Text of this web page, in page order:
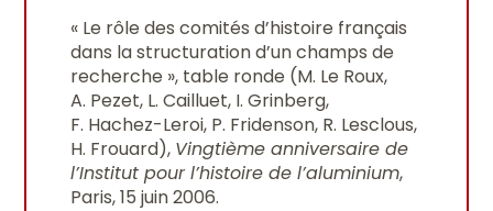
« Le rôle des comités d’histoire français
dans la structuration d’un champs de
recherche », table ronde (M. Le Roux,
A. Pezet, L. Cailluet, I. Grinberg,
F. Hachez-Leroi, P. Fridenson, R. Lesclous,
H. Frouard), Vingtième anniversaire de
l’Institut pour l’histoire de l’aluminium,
Paris, 15 juin 2006.